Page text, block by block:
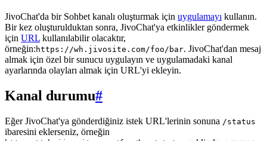
JivoChat'da bir Sohbet kanalı oluşturmak için uygulamayı kullanın.
Bir kez oluşturulduktan sonra, JivoChat'ya etkinlikler göndermek
için URL kullanılabilir olacaktır,
örneğin: https://wh.jivosite.com/foo/bar. JivoChat'dan mesaj
almak için özel bir sunucu uygulayın ve uygulamadaki kanal
ayarlarında olayları almak için URL'yi ekleyin.
Kanal durumu#
Eğer JivoChat'ya gönderdiğiniz istek URL'lerinin sonuna /status
ibaresini eklerseniz, örneğin